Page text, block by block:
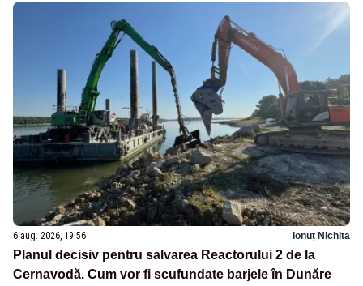
6 aug. 2026, 19:56 Ionuț Nichita
Planul decisiv pentru salvarea Reactorului 2 de la
Cernavodă. Cum vor fi scufundate barjele în Dunăre